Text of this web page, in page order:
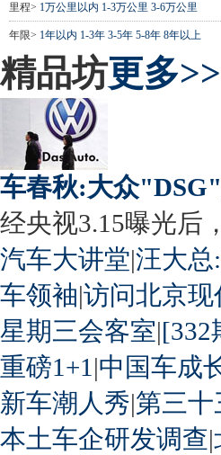
里程> 1万公里以内 1-3万公里 3-6万公里
年限> 1年以内 1-3年 3-5年 5-8年 8年以上
精品坊更多>>
车春秋:大众
经央视3.15曝光后
汽车大讲堂|汪大总
车领袖|访问北京
星期三会客室|[332
重磅1+1 |中国车成
新车潮人秀|第三
本土车企研发调查|